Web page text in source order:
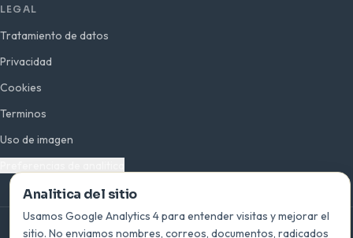
LEGAL
Tratamiento de datos
Privacidad
Cookies
Terminos
Uso de imagen
© 2026 INEPLAVI · San Bernardo del Viento, Córdoba · Colombia
Analitica del sitio
Usamos Google Analytics 4 para entender visitas y mejorar el
sitio. No enviamos nombres, correos, documentos, radicados